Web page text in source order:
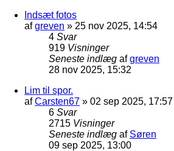
Indsæt fotos
afgreven » 25 nov 2025, 14:54
4 Svar
919 Visninger
Seneste indlæg afgreven
28 nov 2025, 15:32
Lim til spor.
afCarsten67 » 02 sep 2025, 17:57
6 Svar
2715 Visninger
Seneste indlæg af Søren
09 sep 2025, 13:00